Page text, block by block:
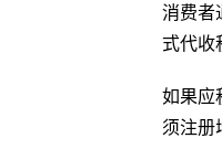
消费者
式代收
如果应
须注册